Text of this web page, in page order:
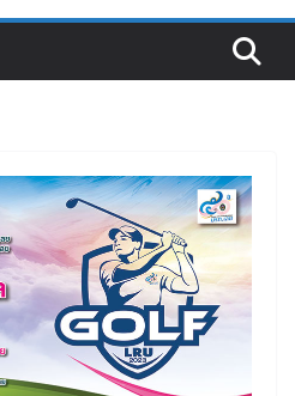
าะจง